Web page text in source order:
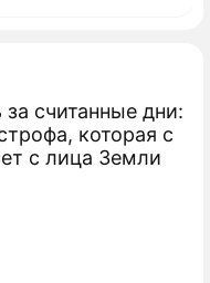
считанные дни:
которая с
с лица Земли
Volvo